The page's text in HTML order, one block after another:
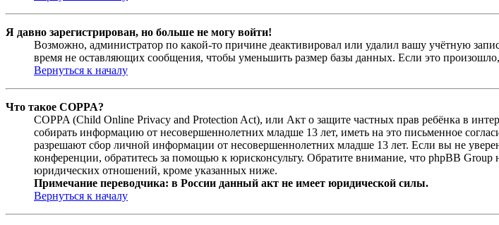
Я давно зарегистрирован, но больше не могу войти!
Возможно, администратор по какой-то причине деактивировал или удалил вашу учётную
время не оставляющих сообщения, чтобы уменьшить размер базы данных. Если это произошло,
Вернуться к началу
Что такое COPPA?
COPPA (Child Online Privacy and Protection Act), или Акт о защите частных прав ребёнка в
собирать информацию от несовершеннолетних младше 13 лет, иметь на это письменное
разрешают сбор личной информации от несовершеннолетних младше 13 лет. Если вы не
конференции, обратитесь за помощью к юрисконсульту. Обратите внимание, что phpBB
юридических отношений, кроме указанных ниже.
Примечание переводчика: в России данный акт не имеет юридической силы.
Вернуться к началу